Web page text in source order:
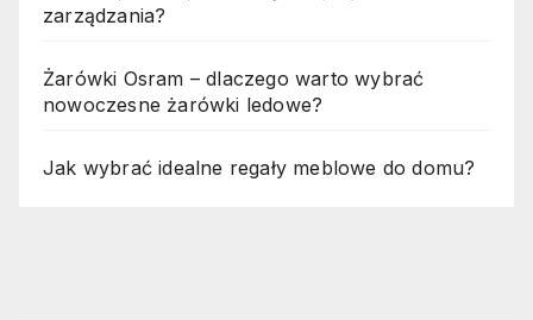
zarządzania?
Żarówki Osram – dlaczego warto wybrać
nowoczesne żarówki ledowe?
Jak wybrać idealne regały meblowe do domu?